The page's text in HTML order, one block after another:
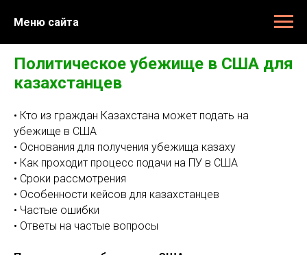
Меню сайта
Политическое убежище в США для
казахстанцев
• Кто из граждан Казахстана может подать на
убежище в США
• Основания для получения убежища казаху
• Как проходит процесс подачи на ПУ в США
• Сроки рассмотрения
• Особенности кейсов для казахстанцев
• Частые ошибки
• Ответы на частые вопросы